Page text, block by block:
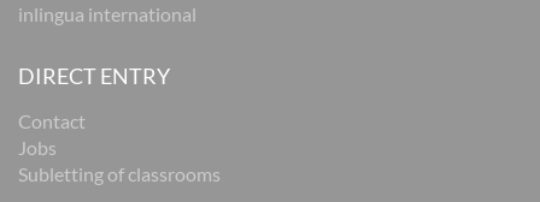
inlingua international
DIRECT ENTRY
Contact
Jobs
Subletting of classrooms